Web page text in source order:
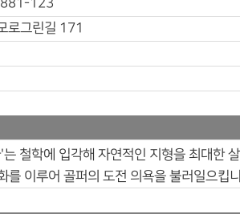
123
로그린길 171
철학에 입각해 자연적인 지형을 최대한
이루어 골퍼의 도전 의욕을 불러일으킵